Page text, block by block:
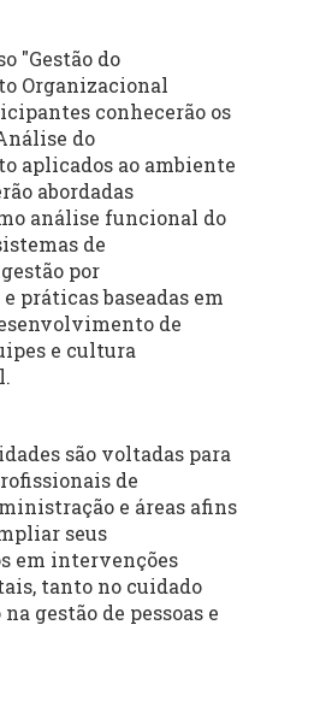
"Gestão do
Organizacional
conhecerão os
do
aplicados ao ambiente
abordadas
análise funcional do
de
por
práticas baseadas em
de
e cultura
são voltadas para
de
e áreas afins
seus
em intervenções
tanto no cuidado
gestão de pessoas e